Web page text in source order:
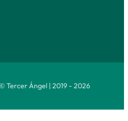
Tercer Ángel | 2019 - 2026